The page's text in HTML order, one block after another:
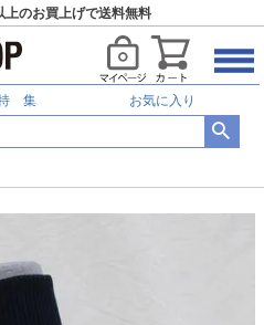
のお買上げで送料無料
集 お気に入り